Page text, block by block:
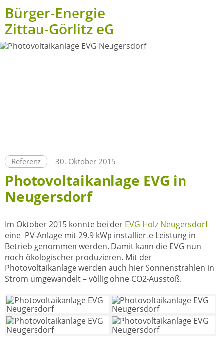
Bürger-Energie
Zittau-Görlitz eG
Referenz 30. Oktober 2015
Photovoltaikanlage EVG in
Neugersdorf
Im Oktober 2015 konnte bei der EVG Holz Neugersdorf
eine PV-Anlage mit 29,9 kWp installierte Leistung in
Betrieb genommen werden. Damit kann die EVG nun
noch ökologischer produzieren. Mit der
Photovoltaikanlage werden auch hier Sonnenstrahlen in
Strom umgewandelt – völlig ohne CO2-Ausstoß.